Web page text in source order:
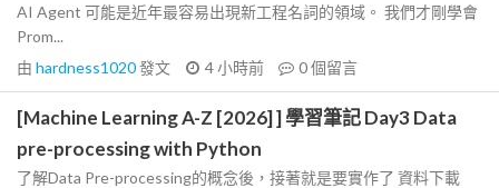
AI Agent 可能是近年最容易出現新工程名詞的領域。 我們才剛學會
Prom...
由 hardness1020發文 4 小時前 0個留言
[Machine Learning A-Z [2026] ] 學習筆記 Day3 Data
pre-processing with Python
了解Data Pre-processing的概念後，接著就是要實作了 資料下載